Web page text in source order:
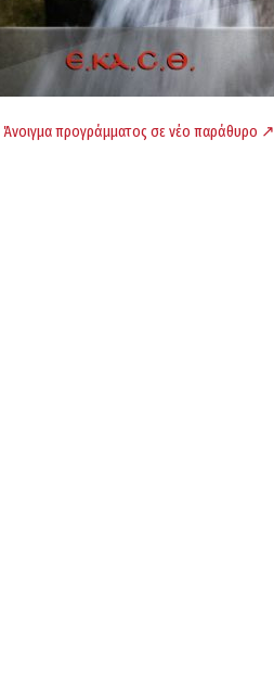
Άνοιγμα προγράμματος σε νέο παράθυρο ↗️